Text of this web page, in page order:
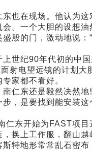
在现场。他认为这
会。一个大胆的设想油
殷的门，激动地说：
纪90年代初的中国
射电望远镜的计划大
家都不看好。
东还是毅然决然地
步，是要找到能安装这
东开始为FAST项目
，换上工作服，翻山越
斯特地形常常乱石密